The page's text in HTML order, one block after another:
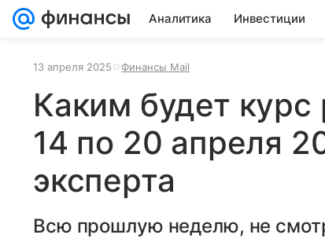
Аналитика Инвестиции
13 апреля 2025 Финансы Mail
Каким будет курс
14 по 20 апреля
эксперта
Всю прошлую неделю, не